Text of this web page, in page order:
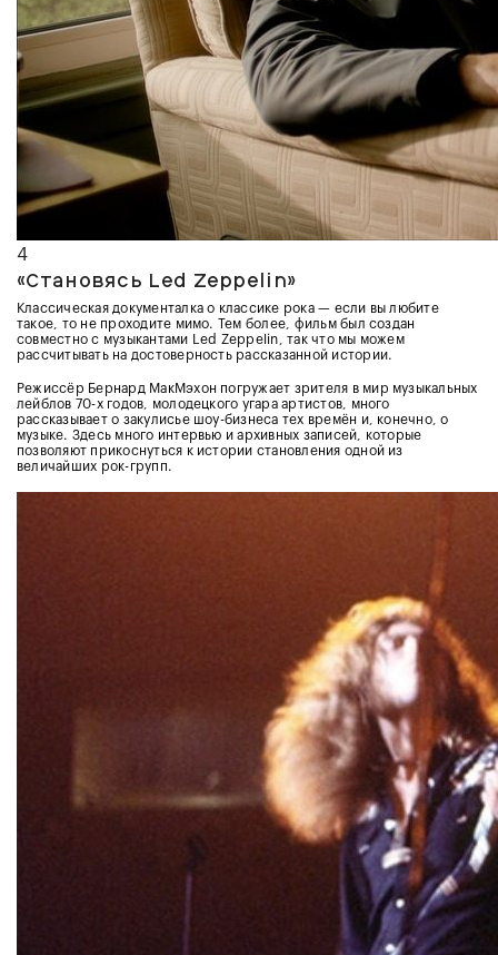
4
«Становясь Led Zeppelin»
Классическая документалка о классике рока — если вы любите
такое, то не проходите мимо. Тем более, фильм был создан
совместно с музыкантами Led Zeppelin, так что мы можем
рассчитывать на достоверность рассказанной истории.
Режиссёр Бернард МакМэхон погружает зрителя в мир музыкальных
лейблов 70-х годов, молодецкого угара артистов, много
рассказывает о закулисье шоу-бизнеса тех времён и, конечно, о
музыке. Здесь много интервью и архивных записей, которые
позволяют прикоснуться к истории становления одной из
величайших рок-групп.